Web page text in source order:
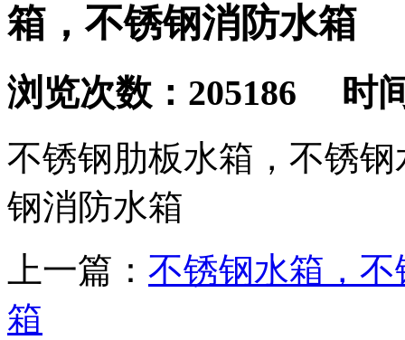
箱，不锈钢消防水箱
浏览次数：205186 时
不锈钢肋板水箱，不锈
钢消防水箱
上一篇： 不锈钢水箱，
箱